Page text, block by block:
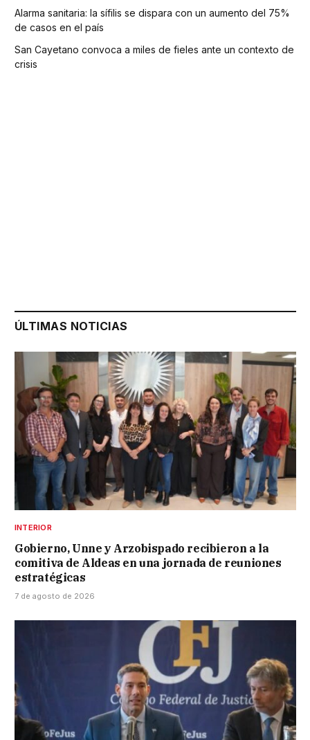
Alarma sanitaria: la sífilis se dispara con un aumento del 75%
de casos en el país
San Cayetano convoca a miles de fieles ante un contexto de
crisis
ÚLTIMAS NOTICIAS
INTERIOR
Gobierno, Unne y Arzobispado recibieron a la
comitiva de Aldeas en una jornada de reuniones
estratégicas
7 de agosto de 2026